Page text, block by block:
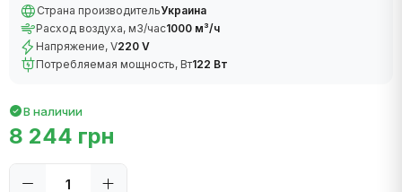
Страна производительУкраина
Расход воздуха, м3/час1000 м³/ч
Напряжение, V220 V
Потребляемая мощность, Вт122 Вт
В наличии
8 244 грн